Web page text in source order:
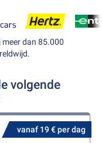
dan 85.000
volgende
vanaf 19 € per dag